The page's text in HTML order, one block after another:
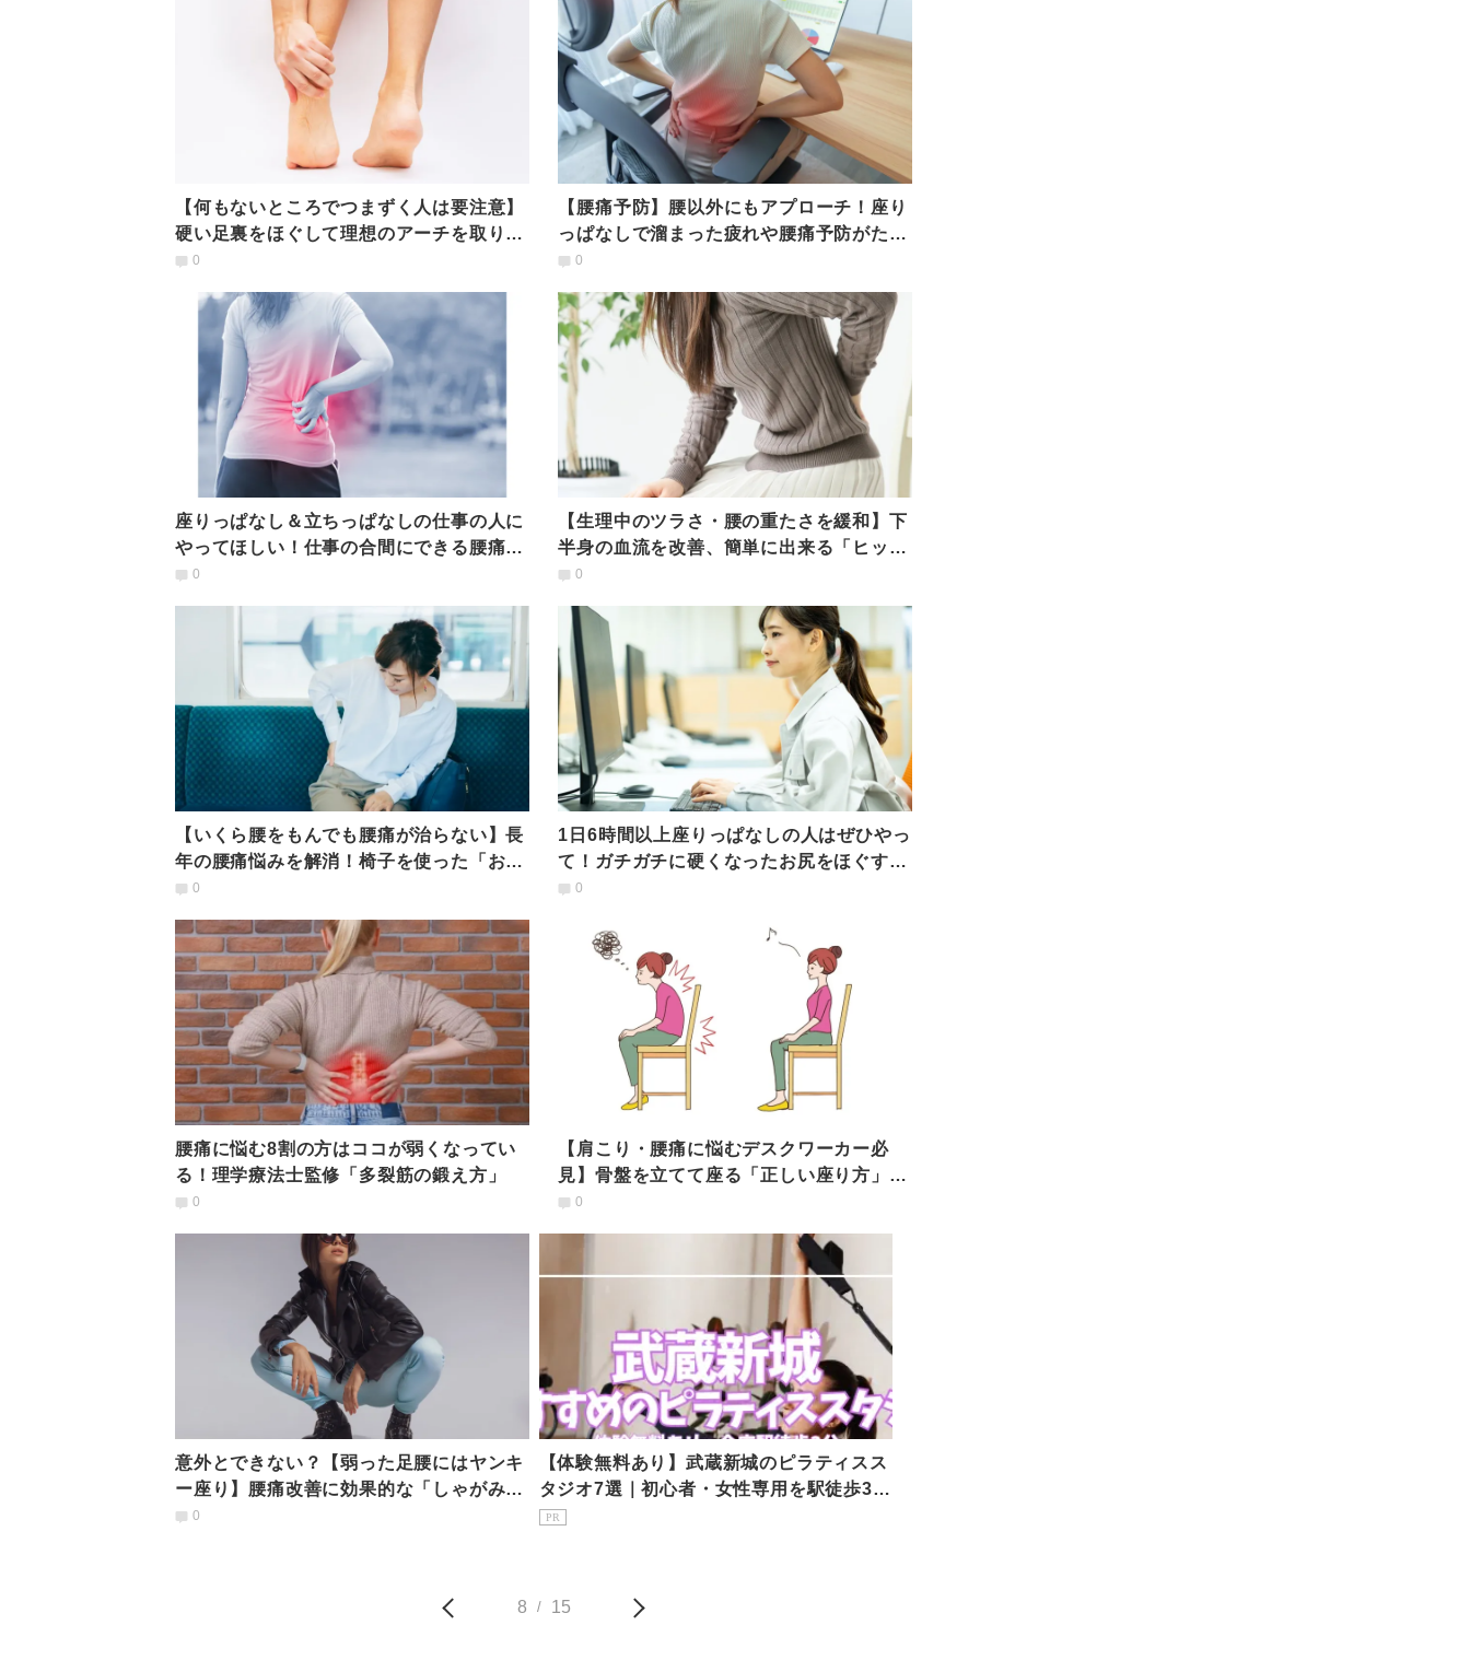
【何もないところでつまずく人は要注意】
硬い足裏をほぐして理想のアーチを取り戻
す「簡単ほぐし技」
0
【腰痛予防】腰以外にもアプローチ！座り
っぱなしで溜まった疲れや腰痛予防がたっ
た1分前屈アレンジ
0
座りっぱなし＆立ちっぱなしの仕事の人に
やってほしい！仕事の合間にできる腰痛解
消ストレッチ
0
【生理中のツラさ・腰の重たさを緩和】下
半身の血流を改善、簡単に出来る「ヒップ
サークル」
0
【いくら腰をもんでも腰痛が治らない】長
年の腰痛悩みを解消！椅子を使った「お尻
ほぐし」
0
1日6時間以上座りっぱなしの人はぜひやっ
て！ガチガチに硬くなったお尻をほぐす癒
しのポーズ
0
腰痛に悩む8割の方はココが弱くなってい
る！理学療法士監修「多裂筋の鍛え方」
0
【肩こり・腰痛に悩むデスクワーカー必
見】骨盤を立てて座る「正しい座り方」や
り方とチェアヨガ3選
0
意外とできない？【弱った足腰にはヤンキ
ー座り】腰痛改善に効果的な「しゃがみ
方」のカンタン攻略法
0
【体験無料あり】武蔵新城のピラティスス
タジオ7選｜初心者・女性専用を駅徒歩3分
で比較
PR
8 / 15